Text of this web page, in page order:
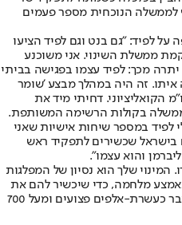
לממשלה הנוכחית מספר פעמים
לפיד: "‏גם בנט וגם לפיד הציעו
ממשלת השינוי. אני משוכנע
מכך: לפיד עצמו בפגישה בביתי
איתו. זה היה במהלך מבצע 'שומר
הקואליציוני. דחיתי מיד את
בקולות הרשימה המשותפת.
לפיד במספר שיחות אישיות שאני
בישראל שכשירים לתפקיד ראש
והוא עצמו".
המינוי שלך הוא נסיון של המפלגות
מלחמה, כדי שיכשיר להם את
חוק ההשתמטות אחרי שצה״ל ספג כבר כעשרת-אלפים פצועים ומעל 700